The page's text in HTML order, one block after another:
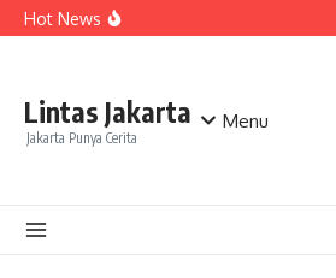
Lewati ke konten
Hot News
Cara Aplikasi BCA
Lintas Jakarta
Jakarta Punya Cerita
Menu